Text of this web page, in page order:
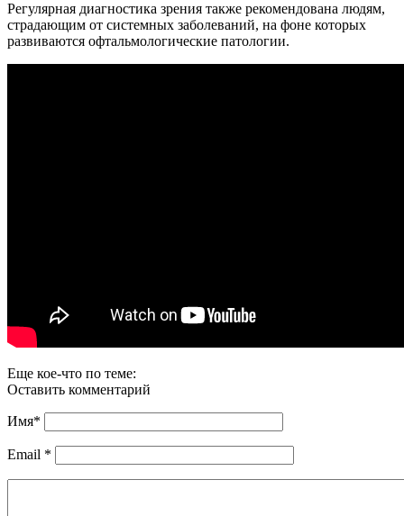
Регулярная диагностика зрения также рекомендована людям,
страдающим от системных заболеваний, на фоне которых
развиваются офтальмологические патологии.
Еще кое-что по теме:
Оставить комментарий
Имя*
Email *